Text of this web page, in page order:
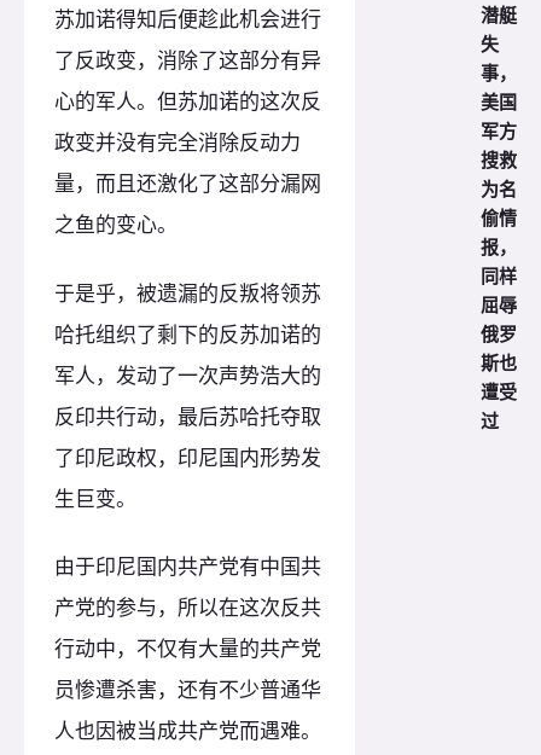
苏加诺得知后便趁此机会进行
了反政变，消除了这部分有异
心的军人。但苏加诺的这次反
政变并没有完全消除反动力
量，而且还激化了这部分漏网
之鱼的变心。
于是乎，被遗漏的反叛将领苏
哈托组织了剩下的反苏加诺的
军人，发动了一次声势浩大的
反印共行动，最后苏哈托夺取
了印尼政权，印尼国内形势发
生巨变。
由于印尼国内共产党有中国共
产党的参与，所以在这次反共
行动中，不仅有大量的共产党
员惨遭杀害，还有不少普通华
人也因被当成共产党而遇难。
潜艇
失
事，
美国
军方
搜救
为名
偷情
报，
同样
屈辱
俄罗
斯也
遭受
过